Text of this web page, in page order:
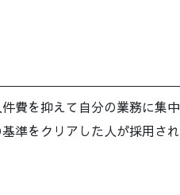
費を抑えて自分の業務に集中
準をクリアした人が採用され